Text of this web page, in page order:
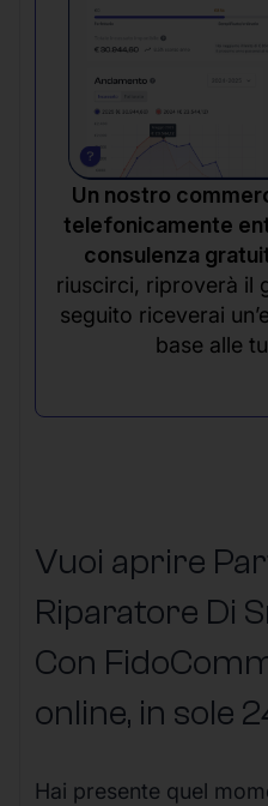
Un nostro
telefonicamente
consulenza
riuscirci, riproverà il
seguito riceverai
base alle
Vuoi aprire
Riparatore Di
Con
online, in sole
Hai presente quel